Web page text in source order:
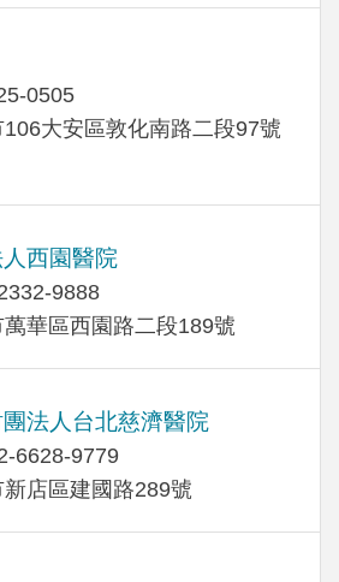
0505
大安區敦化南路二段97號
西園醫院
9888
華區西園路二段189號
法人台北慈濟醫院
6628-9779
店區建國路289號